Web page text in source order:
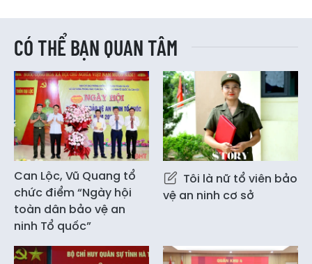
CÓ THỂ BẠN QUAN TÂM
Can Lộc, Vũ Quang tổ
chức điểm “Ngày hội
toàn dân bảo vệ an
ninh Tổ quốc”
Tôi là nữ tổ viên bảo
vệ an ninh cơ sở